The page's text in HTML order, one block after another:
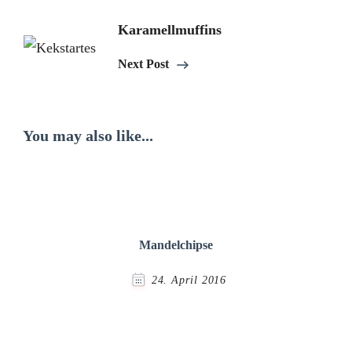
Karamellmuffins
Next Post
You may also like...
Mandelchipse
24. April 2016